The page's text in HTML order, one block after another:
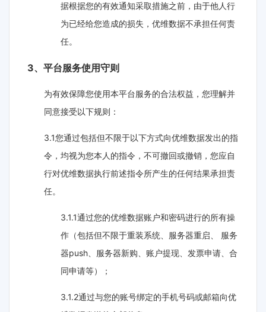
据根据您的有效通知采取措施之前，由于他人行
为已经给您造成的损失，优维数据不承担任何责
任。
3、平台服务使用守则
为有效保障您使用本平台服务的合法权益，您理解并
同意接受以下规则：
3.1您通过包括但不限于以下方式向优维数据发出的指
令，均视为您本人的指令，不可撤回或撤销，您应自
行对优维数据执行前述指令所产生的任何结果承担责
任。
3.1.1通过您的优维数据账户和密码进行的所有操
作（包括但不限于重装系统、服务器重启、 服务
器push、服务器新购、账户提现、发票申请、合
同申请等）；
3.1.2通过与您的账号绑定的手机号码或邮箱向优